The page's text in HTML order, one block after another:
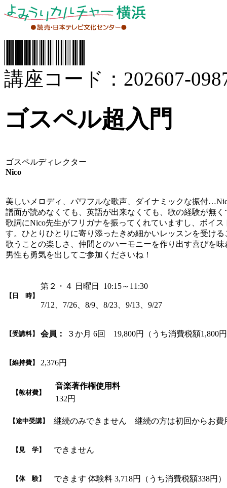
講座コード：202607-
ゴスペル超入門
ゴスペルディレクター
Nico
美しいメロディ、パワフルな歌声、ダイナミックな振付
譜面が読めなくても、英語が出来なくても、歌の経験が無
歌詞にNico先生がフリガナを振ってくれていますし、ボイ
す。ひとりひとりに寄り添ったきめ細かいレッスンを受け
歌うことの楽しさ、仲間とのハーモニーを作り出す喜びを
男性も勇気を出してご参加くださいね！
【日 時】
第２・４ 日曜日 10:15～11:30
7/12、7/26、8/9、8/23、9/13、9/27
【受講料】 会員： ３か月 6回 19,800円（うち消費税額1,800
【維持費】 2,376円
【教材費】
音楽著作権使用料
132円
【途中受講】 継続のみできません 継続の方は初回からお費
【見 学】 できません
【体 験】 できます 体験料 3,718円（うち消費税額338